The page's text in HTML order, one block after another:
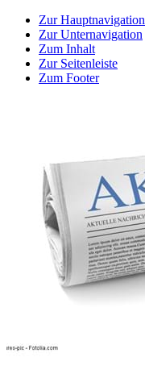
Zur Hauptnavigation
Zur Unternavigation
Zum Inhalt
Zur Seitenleiste
Zum Footer